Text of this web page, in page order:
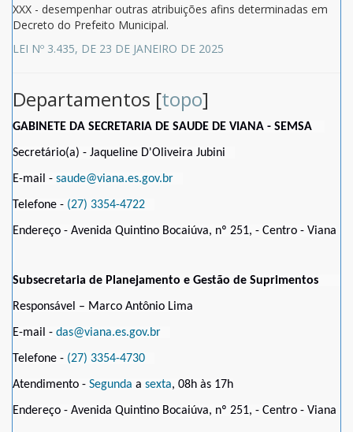
XXX - desempenhar outras atribuições afins determinadas em
Decreto do Prefeito Municipal.
LEI Nº 3.435, DE 23 DE JANEIRO DE 2025
Departamentos [topo]
GABINETE DA SECRETARIA DE SAUDE DE VIANA - SEMSA
Secretário(a) - Jaqueline D'Oliveira Jubini
E-mail - saude@viana.es.gov.br
Telefone - (27) 3354-4722
Endereço - Avenida Quintino Bocaiúva, nº 251, - Centro - Viana
Subsecretaria de Planejamento e Gestão de Suprimentos
Responsável – Marco Antônio Lima
E-mail - das@viana.es.gov.br
Telefone - (27) 3354-4730
Atendimento - Segunda a sexta, 08h às 17h
Endereço - Avenida Quintino Bocaiúva, nº 251, - Centro - Viana